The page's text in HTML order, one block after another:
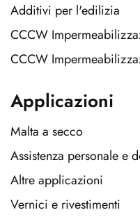
Additivi per l'edilizia
CCCW
CCCW
Applicazioni
Malta a secco
Assistenza personale e
Altre applicazioni
Vernici e rivestimenti